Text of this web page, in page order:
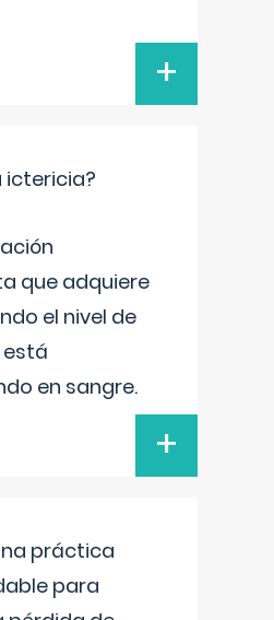
+
ictericia?
que adquiere
el nivel de
en sangre.
+
práctica
para